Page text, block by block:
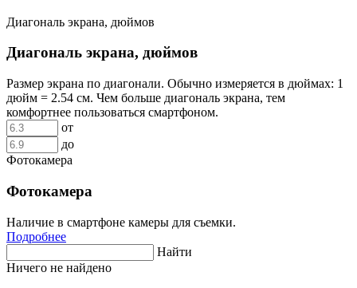
Диагональ экрана, дюймов
Диагональ экрана, дюймов
Размер экрана по диагонали. Обычно измеряется в дюймах: 1
дюйм = 2.54 см. Чем больше диагональ экрана, тем
комфортнее пользоваться смартфоном.
от
до
Фотокамера
Фотокамера
Наличие в смартфоне камеры для съемки.
Подробнее
Найти
Ничего не найдено